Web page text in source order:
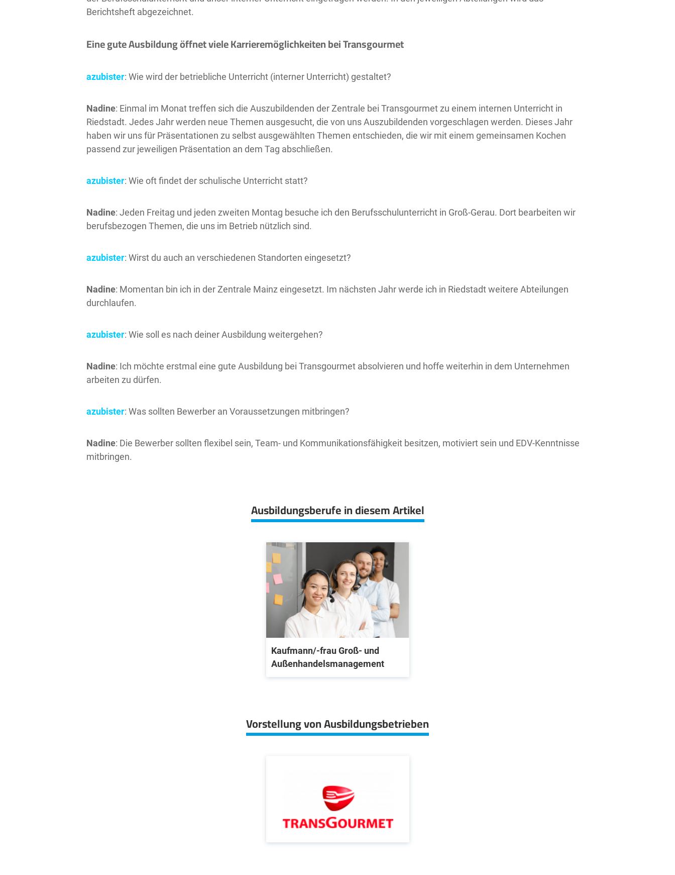
Berichtsheft abgezeichnet.
Eine gute Ausbildung öffnet viele Karrieremöglichkeiten bei Transgourmet
azubister: Wie wird der betriebliche Unterricht (interner Unterricht) gestaltet?
Nadine: Einmal im Monat treffen sich die Auszubildenden der Zentrale bei Transgourmet zu einem internen Unterricht in
Riedstadt. Jedes Jahr werden neue Themen ausgesucht, die von uns Auszubildenden vorgeschlagen werden. Dieses Jahr
haben wir uns für Präsentationen zu selbst ausgewählten Themen entschieden, die wir mit einem gemeinsamen Kochen
passend zur jeweiligen Präsentation an dem Tag abschließen.
azubister: Wie oft findet der schulische Unterricht statt?
Nadine: Jeden Freitag und jeden zweiten Montag besuche ich den Berufsschulunterricht in Groß-Gerau. Dort bearbeiten wir
berufsbezogen Themen, die uns im Betrieb nützlich sind.
azubister: Wirst du auch an verschiedenen Standorten eingesetzt?
Nadine: Momentan bin ich in der Zentrale Mainz eingesetzt. Im nächsten Jahr werde ich in Riedstadt weitere Abteilungen
durchlaufen.
azubister: Wie soll es nach deiner Ausbildung weitergehen?
Nadine: Ich möchte erstmal eine gute Ausbildung bei Transgourmet absolvieren und hoffe weiterhin in dem Unternehmen
arbeiten zu dürfen.
azubister: Was sollten Bewerber an Voraussetzungen mitbringen?
Nadine: Die Bewerber sollten flexibel sein, Team- und Kommunikationsfähigkeit besitzen, motiviert sein und EDV-Kenntnisse
mitbringen.
Ausbildungsberufe in diesem Artikel
Kaufmann/-frau Groß- und
Außenhandelsmanagement
Vorstellung von Ausbildungsbetrieben